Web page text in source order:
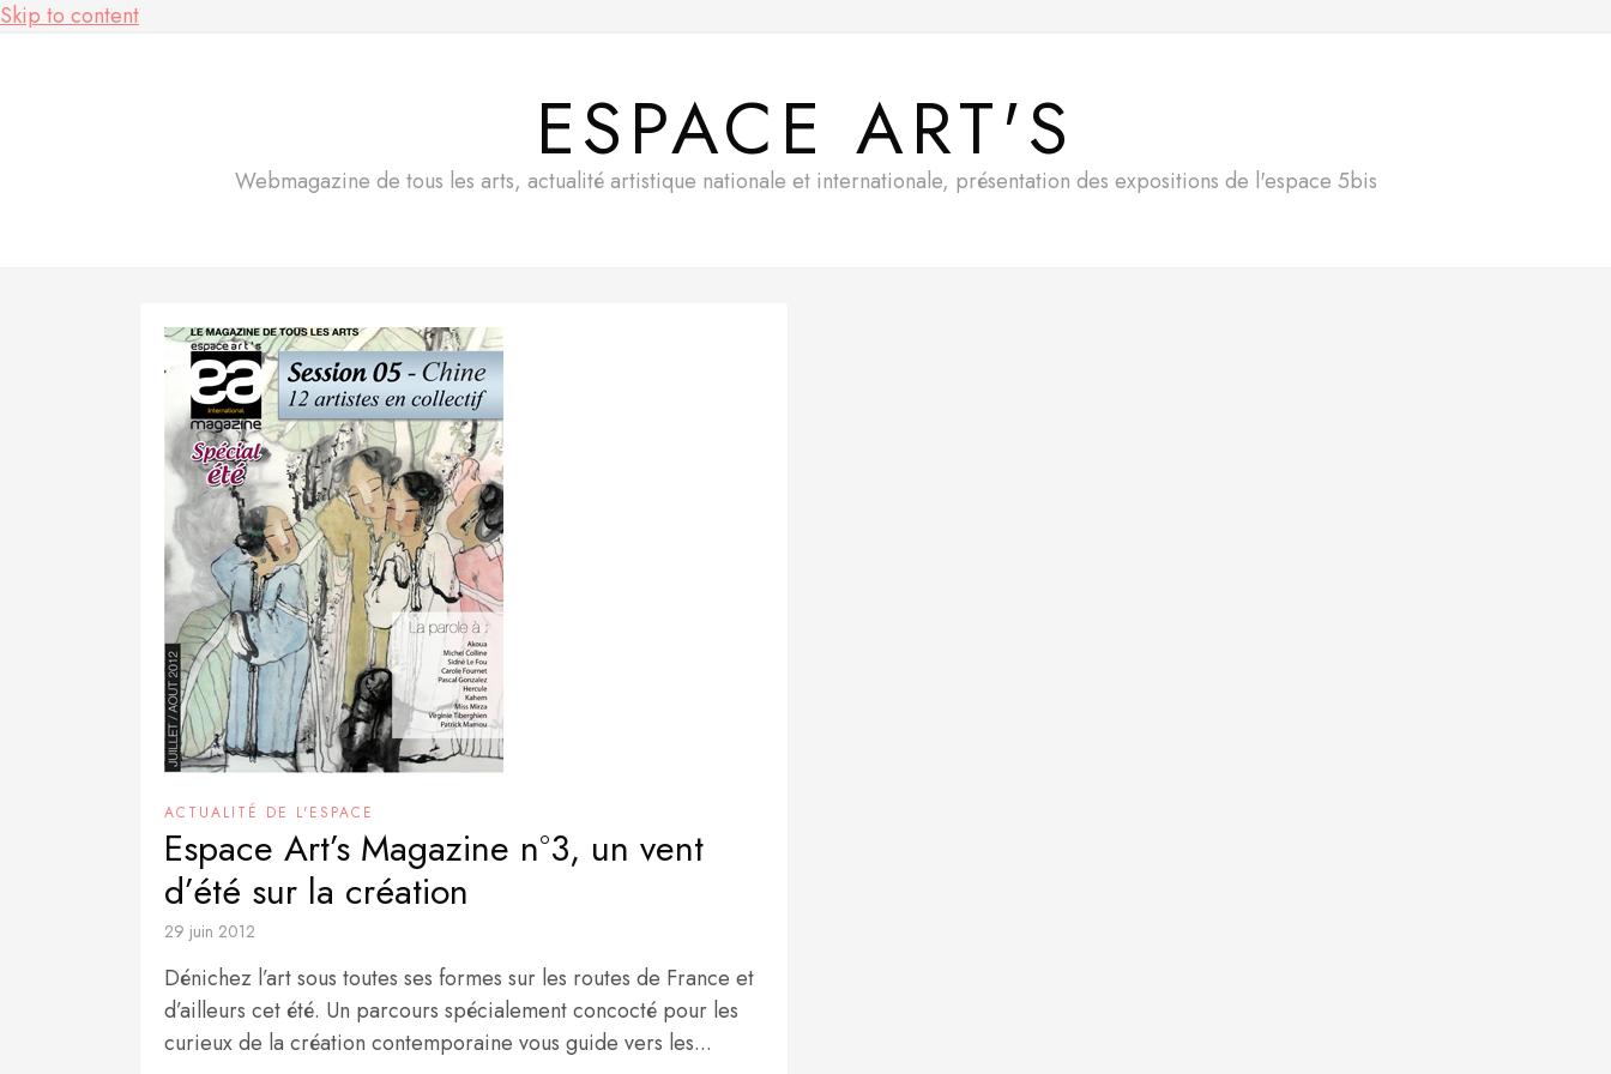
Skip to content
ESPACE ART'S
Webmagazine de tous les arts, actualité artistique nationale et internationale, présentation des expositions de l'espace 5bis
ACTUALITÉ DE L'ESPACE
Espace Art’s Magazine n°3, un vent
d’été sur la création
29 juin 2012
Dénichez l’art sous toutes ses formes sur les routes de France et
d’ailleurs cet été. Un parcours spécialement concocté pour les
curieux de la création contemporaine vous guide vers les...